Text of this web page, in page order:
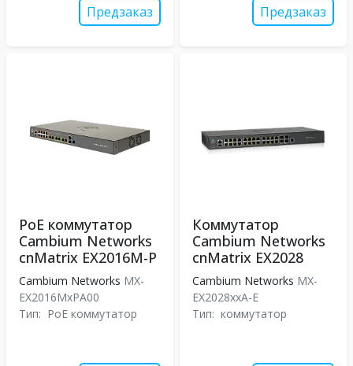
Предзаказ Предзаказ
PoE коммутатор
Cambium Networks
cnMatrix EX2016M-P
Cambium Networks MX-
EX2016MxPA00
Тип: PoE коммутатор
Коммутатор
Cambium Networks
cnMatrix EX2028
Cambium Networks MX-
EX2028xxA-E
Тип: коммутатор